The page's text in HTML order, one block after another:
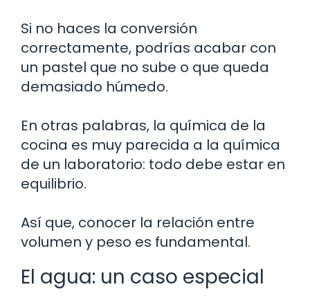
Si no haces la conversión
correctamente, podrías acabar con
un pastel que no sube o que queda
demasiado húmedo.
En otras palabras, la química de la
cocina es muy parecida a la química
de un laboratorio: todo debe estar en
equilibrio.
Así que, conocer la relación entre
volumen y peso es fundamental.
El agua: un caso especial